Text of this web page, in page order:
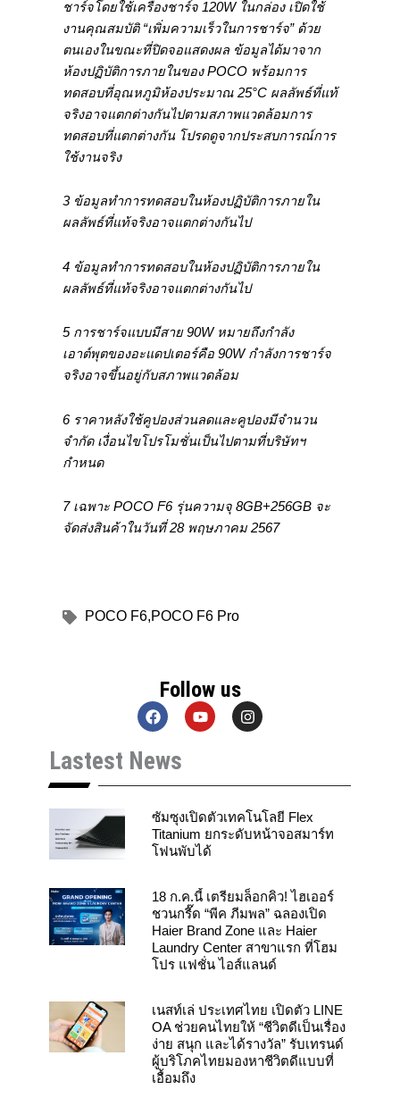
ชาร์จโดยใช้เครื่องชาร์จ 120W ในกล่อง เปิดใช้
งานคุณสมบัติ “เพิ่มความเร็วในการชาร์จ” ด้วย
ตนเองในขณะที่ปิดจอแสดงผล ข้อมูลได้มาจาก
ห้องปฏิบัติการภายในของ POCO พร้อมการ
ทดสอบที่อุณหภูมิห้องประมาณ 25°C ผลลัพธ์ที่แท้
จริงอาจแตกต่างกันไปตามสภาพแวดล้อมการ
ทดสอบที่แตกต่างกัน โปรดดูจากประสบการณ์การ
ใช้งานจริง
3 ข้อมูลทำการทดสอบในห้องปฏิบัติการภายใน
ผลลัพธ์ที่แท้จริงอาจแตกต่างกันไป
4 ข้อมูลทำการทดสอบในห้องปฏิบัติการภายใน
ผลลัพธ์ที่แท้จริงอาจแตกต่างกันไป
5 การชาร์จแบบมีสาย 90W หมายถึงกำลัง
เอาต์พุตของอะแดปเตอร์คือ 90W กำลังการชาร์จ
จริงอาจขึ้นอยู่กับสภาพแวดล้อม
6 ราคาหลังใช้คูปองส่วนลดและคูปองมีจำนวน
จำกัด เงื่อนไขโปรโมชั่นเป็นไปตามที่บริษัทฯ
กำหนด
7 เฉพาะ POCO F6 รุ่นความจุ 8GB+256GB จะ
จัดส่งสินค้าในวันที่ 28 พฤษภาคม 2567
POCO F6,POCO F6 Pro
Follow us
F
a
e
b
o
k
Y
o
b
I
n
g
a
m
Lastest News
ซัมซุงเปิดตัวเทคโนโลยี Flex
Titanium ยกระดับหน้าจอสมาร์ท
โฟนพับได้
18 ก.ค.นี้ เตรียมล็อกคิว! ไฮเออร์
ชวนกรี๊ด “พีค ภีมพล” ฉลองเปิด
Haier Brand Zone และ Haier
Laundry Center สาขาแรก ที่โฮม
โปร แฟชั่น ไอส์แลนด์
เนสท์เล่ ประเทศไทย เปิดตัว LINE
OA ช่วยคนไทยให้ “ชีวิตดีเป็นเรื่อง
ง่าย สนุก และได้รางวัล” รับเทรนด์
ผู้บริโภคไทยมองหาชีวิตดีแบบที่
เอื้อมถึง